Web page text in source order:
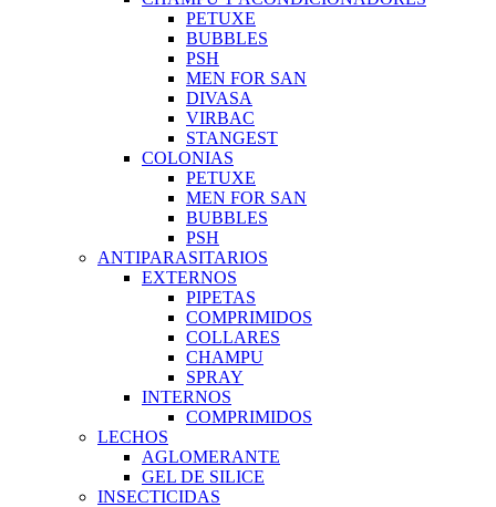
PETUXE
BUBBLES
PSH
MEN FOR SAN
DIVASA
VIRBAC
STANGEST
COLONIAS
PETUXE
MEN FOR SAN
BUBBLES
PSH
ANTIPARASITARIOS
EXTERNOS
PIPETAS
COMPRIMIDOS
COLLARES
CHAMPU
SPRAY
INTERNOS
COMPRIMIDOS
LECHOS
AGLOMERANTE
GEL DE SILICE
INSECTICIDAS